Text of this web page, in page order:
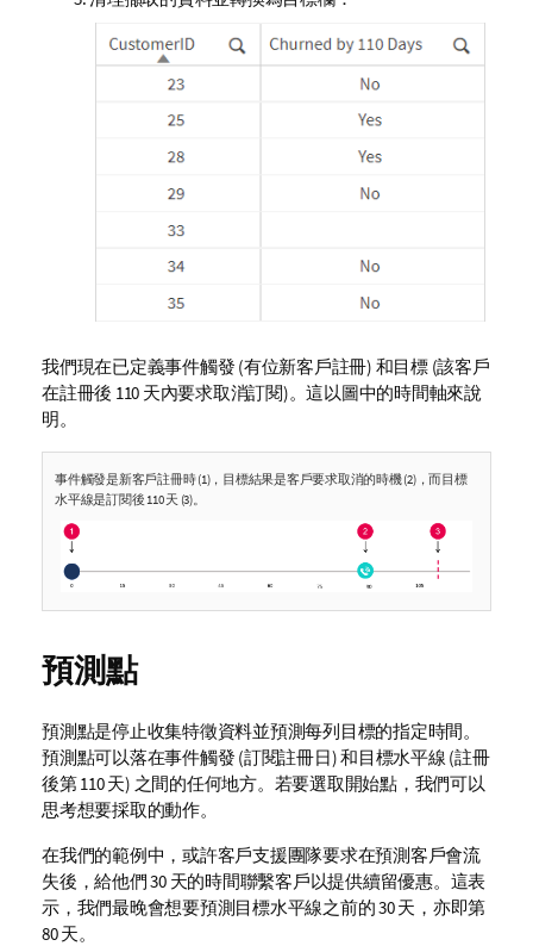
我們現在已定義事件觸發 (有位新客戶註冊) 和目標 (該客戶
在註冊後 110 天內要求取消訂閱)。這以圖中的時間軸來說
明。
事件觸發是新客戶註冊時 (1)，目標結果是客戶要求取消的時機 (2)，而目標
水平線是訂閱後 110 天 (3)。
預測點
預測點是停止收集特徵資料並預測每列目標的指定時間。
預測點可以落在事件觸發 (訂閱註冊日) 和目標水平線 (註冊
後第 110 天) 之間的任何地方。若要選取開始點，我們可以
思考想要採取的動作。
在我們的範例中，或許客戶支援團隊要求在預測客戶會流
失後，給他們 30 天的時間聯繫客戶以提供續留優惠。這表
示，我們最晚會想要預測目標水平線之前的 30 天，亦即第
80 天。